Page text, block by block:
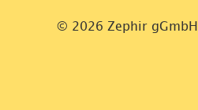
© 2026 Zephir gGmbH